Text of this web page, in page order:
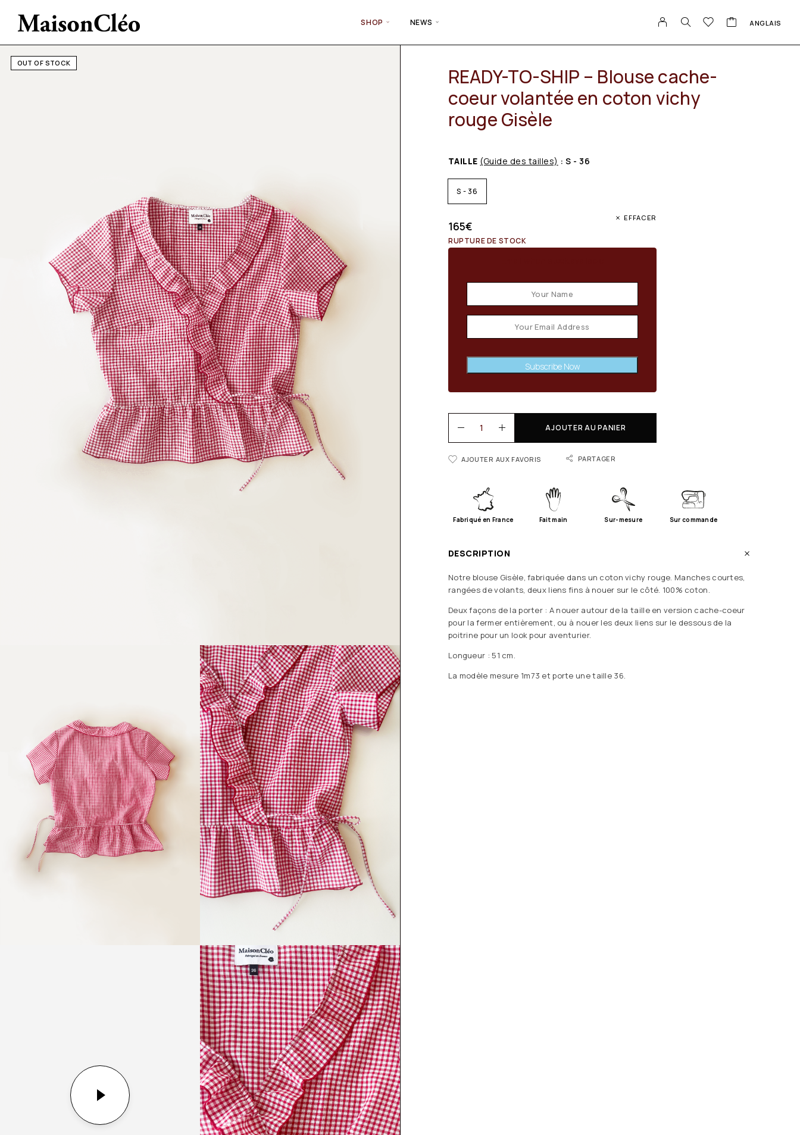
SHOP NEWS ANGLAIS
OUT OF STOCK
READY-TO-SHIP – Blouse cache-
coeur volantée en coton vichy
rouge Gisèle
TAILLE (Guide des tailles) : S - 36
S - 36
EFFACER
165€
RUPTURE DE STOCK
Subscribe Now
AJOUTER AU PANIER
AJOUTER AUX FAVORIS PARTAGER
Fabriqué en France Fait main Sur-mesure Sur commande
DESCRIPTION
Notre blouse Gisèle, fabriquée dans un coton vichy rouge. Manches courtes,
rangées de volants, deux liens fins à nouer sur le côté. 100% coton.
Deux façons de la porter : A nouer autour de la taille en version cache-coeur
pour la fermer entièrement, ou à nouer les deux liens sur le dessous de la
poitrine pour un look pour aventurier.
Longueur : 51 cm.
La modèle mesure 1m73 et porte une taille 36.